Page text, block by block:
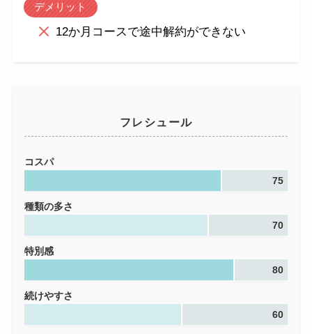
デメリット
12か月コースで途中解約ができない
フレシュール
コスパ
75
種類の多さ
70
特別感
80
続けやすさ
60